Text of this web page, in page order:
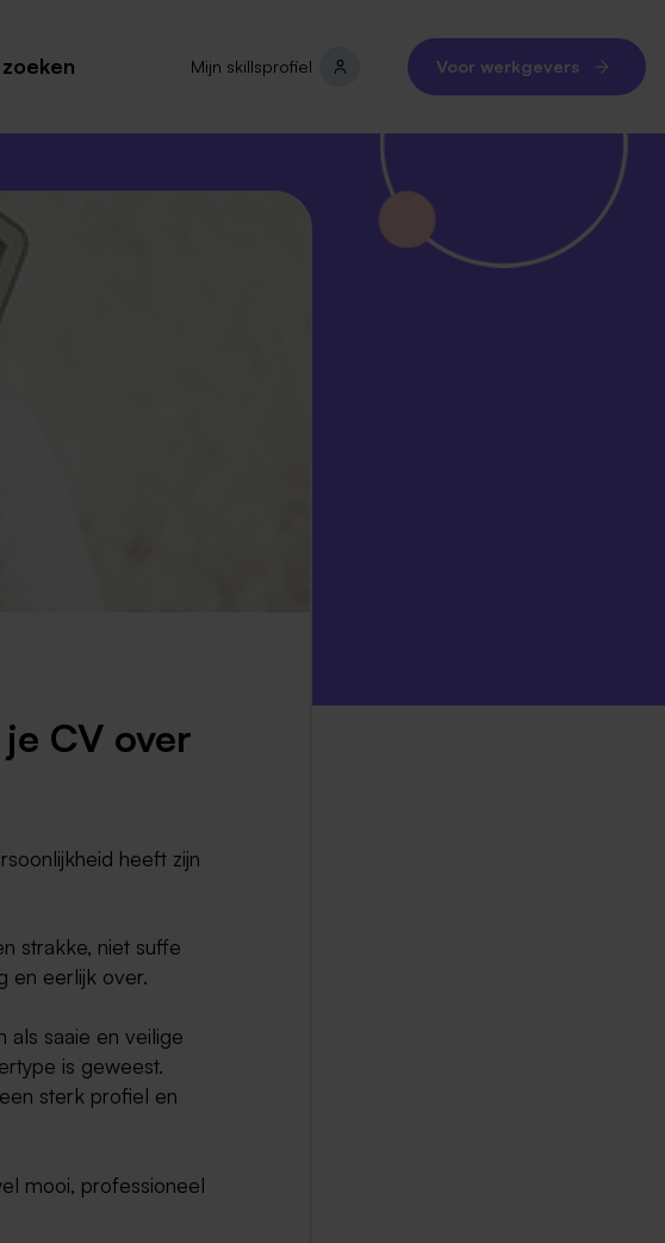
Mijn skillsprofiel Voor werkgevers
CV over
heeft zijn
strakke, niet suffe
en eerlijk over.
saaie en veilige
is geweest.
sterk profiel en
mooi, professioneel